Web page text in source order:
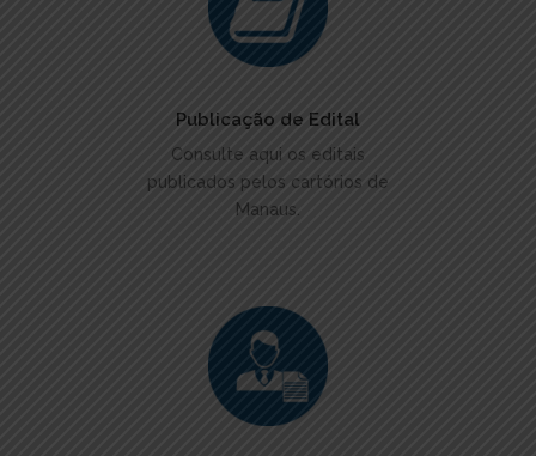
Publicação de Edital
Consulte aqui os editais
publicados pelos cartórios de
Manaus.